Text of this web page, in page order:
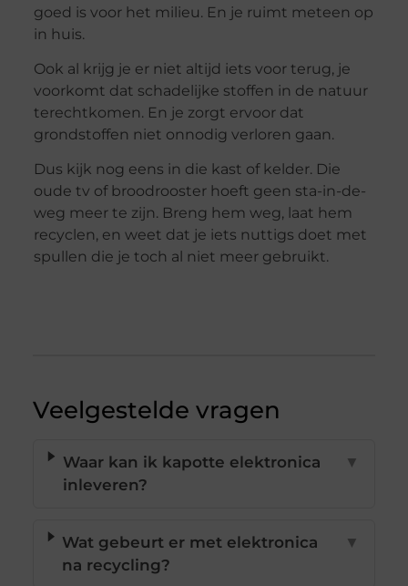
goed is voor het milieu. En je ruimt meteen op
in huis.
Ook al krijg je er niet altijd iets voor terug, je
voorkomt dat schadelijke stoffen in de natuur
terechtkomen. En je zorgt ervoor dat
grondstoffen niet onnodig verloren gaan.
Dus kijk nog eens in die kast of kelder. Die
oude tv of broodrooster hoeft geen sta-in-de-
weg meer te zijn. Breng hem weg, laat hem
recyclen, en weet dat je iets nuttigs doet met
spullen die je toch al niet meer gebruikt.
Veelgestelde vragen
Waar kan ik kapotte elektronica
inleveren?
▼
Wat gebeurt er met elektronica
na recycling?
▼